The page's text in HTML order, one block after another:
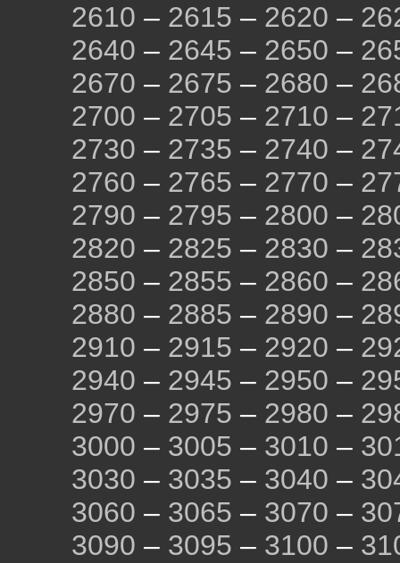
2610 – 2615 – 2620 –
2640 – 2645 – 2650 –
2670 – 2675 – 2680 –
2700 – 2705 – 2710 –
2730 – 2735 – 2740 –
2760 – 2765 – 2770 –
2790 – 2795 – 2800 –
2820 – 2825 – 2830 –
2850 – 2855 – 2860 –
2880 – 2885 – 2890 –
2910 – 2915 – 2920 –
2940 – 2945 – 2950 –
2970 – 2975 – 2980 –
3000 – 3005 – 3010 –
3030 – 3035 – 3040 –
3060 – 3065 – 3070 –
3090 – 3095 – 3100 –